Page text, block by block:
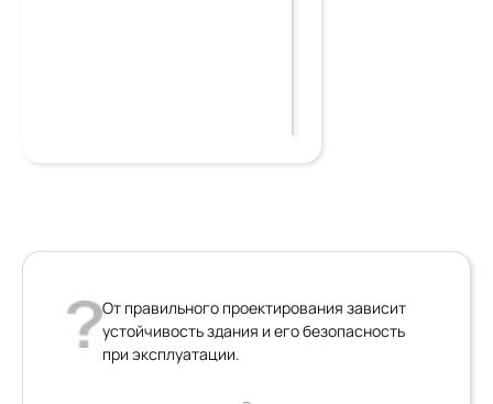
От правильного проектирования зависит
устойчивость здания и его безопасность
при эксплуатации.